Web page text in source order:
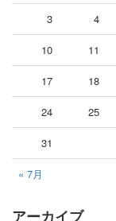
« 7月
3 4
10 11
17 18
24 25
31
アーカイブ